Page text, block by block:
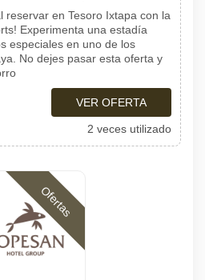
​​reservar en Tesoro Ixtapa con la
Experimenta una estadía
especiales en uno de los
No dejes pasar esta oferta y
VER OFERTA
2 veces utilizado
Ofertas